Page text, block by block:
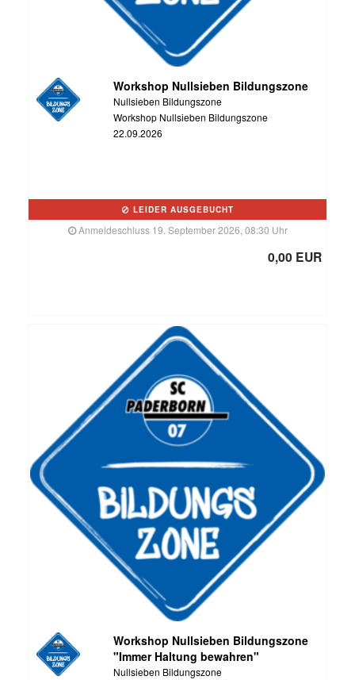
Workshop Nullsieben Bildungszone
Nullsieben Bildungszone
Workshop Nullsieben Bildungszone
22.09.2026
LEIDER AUSGEBUCHT
Anmeldeschluss 19. September 2026, 08:30 Uhr
0,00 EUR
Workshop Nullsieben Bildungszone
"Immer Haltung bewahren"
Nullsieben Bildungszone